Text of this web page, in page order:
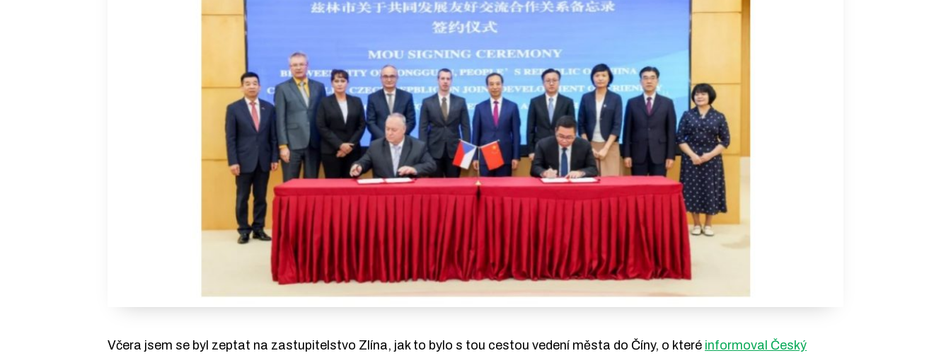
Včera jsem se byl zeptat na zastupitelstvo Zlína, jak to bylo s tou cestou vedení města do Číny, o které informoval Český